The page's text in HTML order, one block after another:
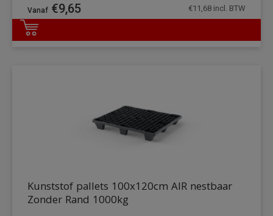
DETAILS
€9,65 €11,68 incl. BTW
Kunststof pallets 100x120cm AIR nestbaar
Zonder Rand 1000kg